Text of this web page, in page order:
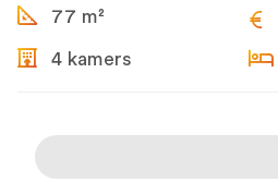
77 m²
4 kamers